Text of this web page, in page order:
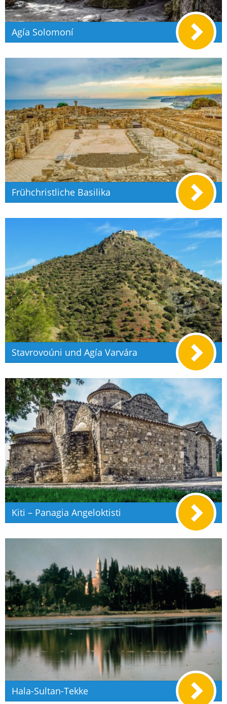
Agía Solomoní
Frühchristliche Basilika
Stavrovoúni und Agía Varvára
Kiti – Panagia Angeloktisti
Hala-Sultan-Tekke